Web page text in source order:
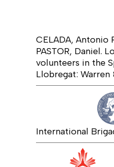
CELADA, Antonio
PASTOR, Daniel.
volunteers in the
Llobregat: Warren
International